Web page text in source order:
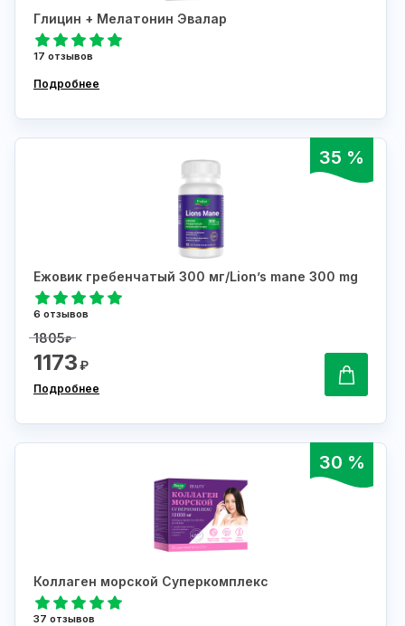
Глицин + Мелатонин Эвалар
17 отзывов
Подробнее
35 %
Ежовик гребенчатый 300 мг/Lion’s mane 300 mg
6 отзывов
1805₽
1173₽
Подробнее
30 %
Коллаген морской Суперкомплекс
37 отзывов